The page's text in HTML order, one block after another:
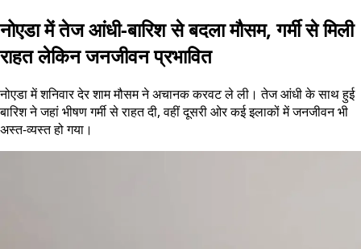
नोएडा में तेज आंधी-बारिश से बदला मौसम, गर्मी से मिली
राहत लेकिन जनजीवन प्रभावित
नोएडा में शनिवार देर शाम मौसम ने अचानक करवट ले ली। तेज आंधी के साथ हुई
बारिश ने जहां भीषण गर्मी से राहत दी, वहीं दूसरी ओर कई इलाकों में जनजीवन भी
अस्त-व्यस्त हो गया।